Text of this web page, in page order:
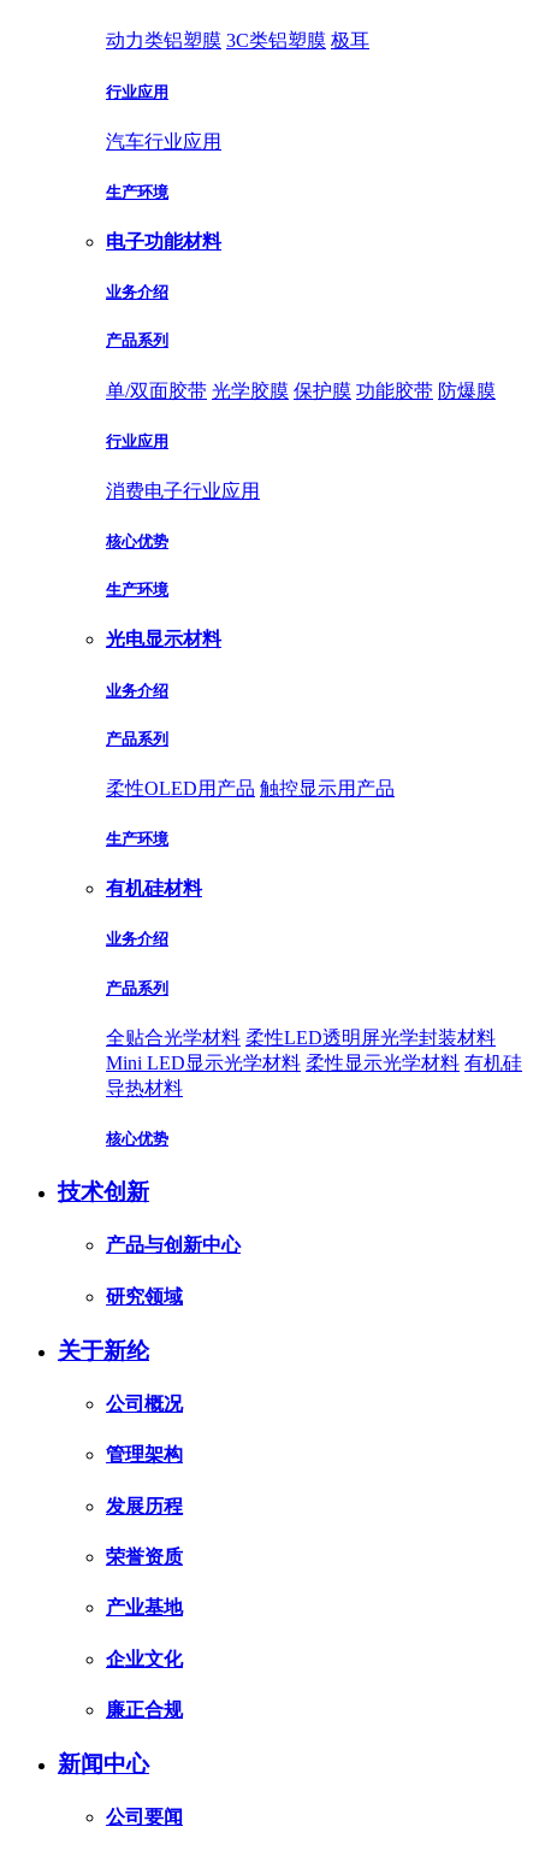
动力类铝塑膜 3C类铝塑膜 极耳
行业应用
汽车行业应用
生产环境
电子功能材料
业务介绍
产品系列
单/双面胶带 光学胶膜 保护膜 功能胶带 防爆膜
行业应用
消费电子行业应用
核心优势
生产环境
光电显示材料
业务介绍
产品系列
柔性OLED用产品 触控显示用产品
生产环境
有机硅材料
业务介绍
产品系列
全贴合光学材料 柔性LED透明屏光学封装材料
Mini LED显示光学材料 柔性显示光学材料 有机硅
导热材料
核心优势
技术创新
产品与创新中心
研究领域
关于新纶
公司概况
管理架构
发展历程
荣誉资质
产业基地
企业文化
廉正合规
新闻中心
公司要闻